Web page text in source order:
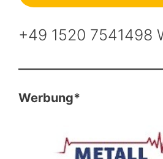
+49 1520 7541498
Werbung*